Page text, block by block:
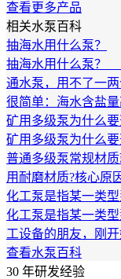
查看更多产品
相关水泵百科
抽海水用什么泵？
抽海水用什么泵？
通水泵，用不了一
很简单：海水含盐
矿用多级泵为什么要
矿用多级泵为什么
普通多级泵常规材
用耐磨材质?核心原
化工泵是指某一类型
化工泵是指某一类
工设备的朋友，刚
查看水泵百科
30 年研发经验